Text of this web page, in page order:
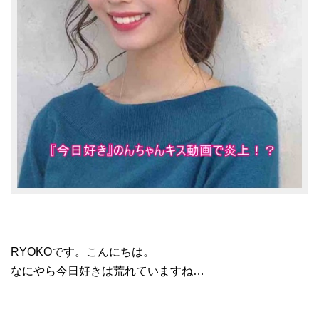
RYOKOです。こんにちは。
なにやら今日好きは荒れていますね…